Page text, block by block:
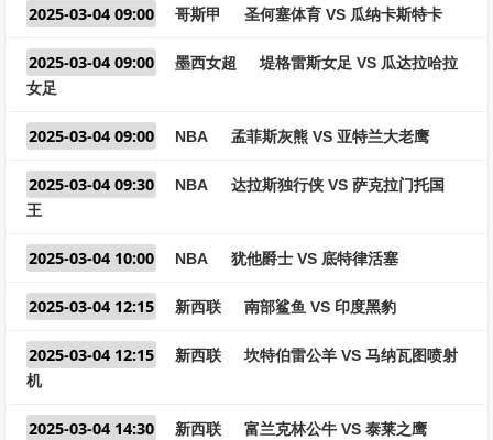
2025-03-04 09:00 哥斯甲 圣何塞体育 VS 瓜纳卡斯特卡
2025-03-04 09:00 墨西女超
堤格雷斯女足 VS 瓜达拉哈拉
女足
2025-03-04 09:00 NBA 孟菲斯灰熊 VS 亚特兰大老鹰
2025-03-04 09:30 NBA
达拉斯独行侠 VS 萨克拉门托国
王
2025-03-04 10:00 NBA 犹他爵士 VS 底特律活塞
2025-03-04 12:15 新西联 南部鲨鱼 VS 印度黑豹
2025-03-04 12:15 新西联
坎特伯雷公羊 VS 马纳瓦图喷射
机
2025-03-04 14:30 新西联 富兰克林公牛 VS 泰莱之鹰